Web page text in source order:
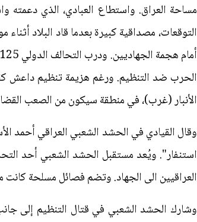
مساحة العراق. واستطاع العبادي، الذي
التوقعات، مصداقية كبيرة بعدما قاد البلاد
الحرب ضد التنظيم. ورغم هزيمة تنظيم داعش
الأنبار (غرب)، في منطقة سيكون من الصعب
وقال القيادي في الحشد الشعبي العراقي أحمد
العراقيين الى الجهاد. وتضم فصائل مسلحة
وشارك الحشد الشعبي في قتال التنظيم إلى جانب